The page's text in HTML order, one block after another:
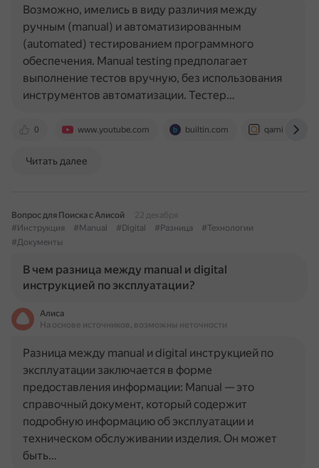
0 www.youtube.com builtin.com qamind.com
Возможно, имелись в виду различия между
ручным (manual) и автоматизированным
(automated) тестированием программного
обеспечения. Manual testing предполагает
выполнение тестов вручную, без использования
инструментов автоматизации. Тестер…
Читать далее
Вопрос для Поиска с Алисой
22 декабря
#Инструкция
#Manual #Digital #Разница
#Технологии
#Документы
В чем разница между manual и digital
инструкцией по эксплуатации?
Алиса
На основе источников, возможны неточности
Разница между manual и digital инструкцией по
эксплуатации заключается в форме
предоставления информации: Manual — это
справочный документ, который содержит
подробную информацию об эксплуатации и
техническом обслуживании изделия. Он может
быть…